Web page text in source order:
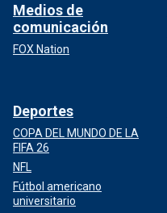
Medios de
comunicación
FOX Nation
Deportes
COPA DEL MUNDO DE LA
FIFA 26
NFL
Fútbol americano
universitario